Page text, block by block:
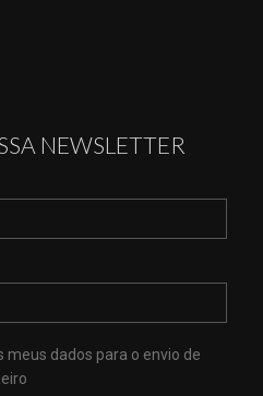
NEWSLETTER
dados para o envio de